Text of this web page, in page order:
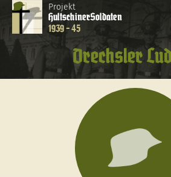
Projekt
HultschinerSoldaten
1939 - 45
Drechsler